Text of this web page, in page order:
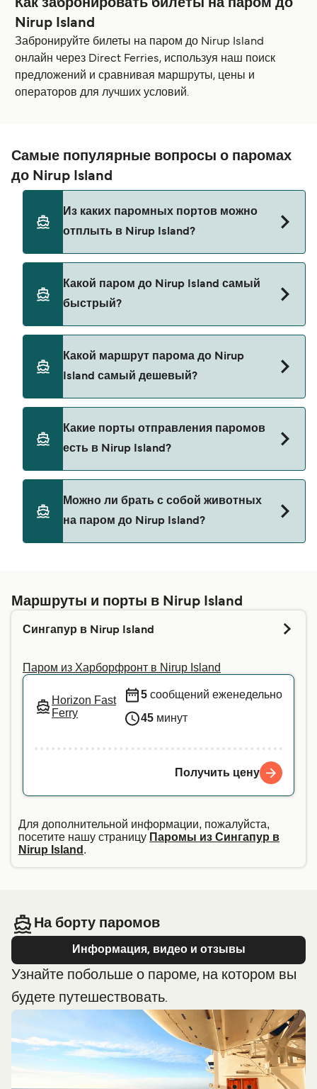
Как забронировать билеты на паром до
Nirup Island
Забронируйте билеты на паром до Nirup Island
онлайн через Direct Ferries, используя наш поиск
предложений и сравнивая маршруты, цены и
операторов для лучших условий.
Самые популярные вопросы о паромах
до Nirup Island
Из каких паромных портов можно
отплыть в Nirup Island?
Харборфронт
Какой паром до Nirup Island самый
быстрый?
по маршруту из Харборфронт в Nirup Island со
временем переправы примерно 45 мин.
Какой маршрут парома до Nirup
Island самый дешевый?
115₽ на пароме из Харборфронт в Nirup Island.
Цена не включает сборы за бронирование.
Какие порты отправления паромов
есть в Nirup Island?
Nirup Island
Можно ли брать с собой животных
на паром до Nirup Island?
Введите свои данные выше, и мы сообщим вам,
вами рейс. Для получения дополнительной
животным-помощником, мы рекомендуем
напрямую связаться с нашей службой
поддержки клиентов.
Маршруты и порты в Nirup Island
Сингапур в Nirup Island
Паром из Харборфронт в Nirup Island
Horizon Fast
Ferry
5 сообщений еженедельно
45 минут
Получить цену
Для дополнительной информации, пожалуйста,
посетите нашу страницу Паромы из Сингапур в
Nirup Island .
На борту паромов
Информация, видео и отзывы
Узнайте побольше о пароме, на котором вы
будете путешествовать.